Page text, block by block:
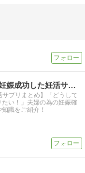
30代後半アラフォーが妊娠成功した妊活サプリ＆知識まとめ
サプリまとめ】「どうして
い！」夫婦の為の妊娠確
識をご紹介！